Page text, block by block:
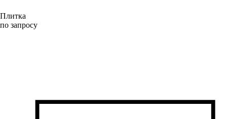
Плитка
по запросу